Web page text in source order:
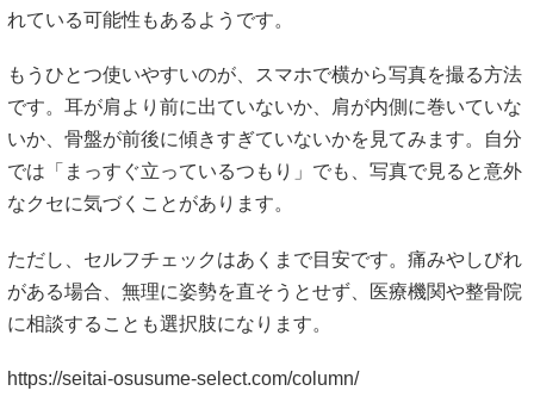
れている可能性もあるようです。
もうひとつ使いやすいのが、スマホで横から写真を撮る方法
です。耳が肩より前に出ていないか、肩が内側に巻いていな
いか、骨盤が前後に傾きすぎていないかを見てみます。自分
では「まっすぐ立っているつもり」でも、写真で見ると意外
なクセに気づくことがあります。
ただし、セルフチェックはあくまで目安です。痛みやしびれ
がある場合、無理に姿勢を直そうとせず、医療機関や整骨院
に相談することも選択肢になります。
https://seitai-osusume-select.com/column/